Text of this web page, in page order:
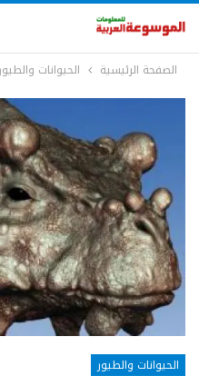
الصفحة الرئيسية الحيوانات والطيور
الحيوانات والطيور